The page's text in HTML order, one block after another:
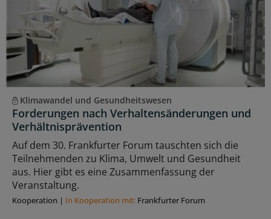
Klimawandel und Gesundheitswesen
Forderungen nach Verhaltensänderungen und
Verhältnisprävention
Auf dem 30. Frankfurter Forum tauschten sich die
Teilnehmenden zu Klima, Umwelt und Gesundheit
aus. Hier gibt es eine Zusammenfassung der
Veranstaltung.
Kooperation | In Kooperation mit: Frankfurter Forum